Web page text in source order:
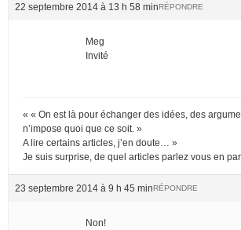
22 septembre 2014 à 13 h 58 minRÉPONDRE
Meg
Invité
« « On est là pour échanger des idées, des
n’impose quoi que ce soit. »
A lire certains articles, j’en doute… »
Je suis surprise, de quel articles parlez vous en
23 septembre 2014 à 9 h 45 minRÉPONDRE
Non!